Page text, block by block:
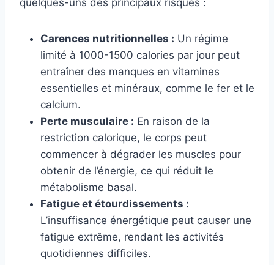
quelques-uns des principaux risques :
Carences nutritionnelles : Un régime
limité à 1000-1500 calories par jour peut
entraîner des manques en vitamines
essentielles et minéraux, comme le fer et le
calcium.
Perte musculaire : En raison de la
restriction calorique, le corps peut
commencer à dégrader les muscles pour
obtenir de l’énergie, ce qui réduit le
métabolisme basal.
Fatigue et étourdissements :
L’insuffisance énergétique peut causer une
fatigue extrême, rendant les activités
quotidiennes difficiles.